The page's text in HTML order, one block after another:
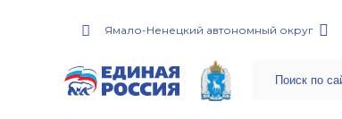
Ямало-Ненецкий автономный округ